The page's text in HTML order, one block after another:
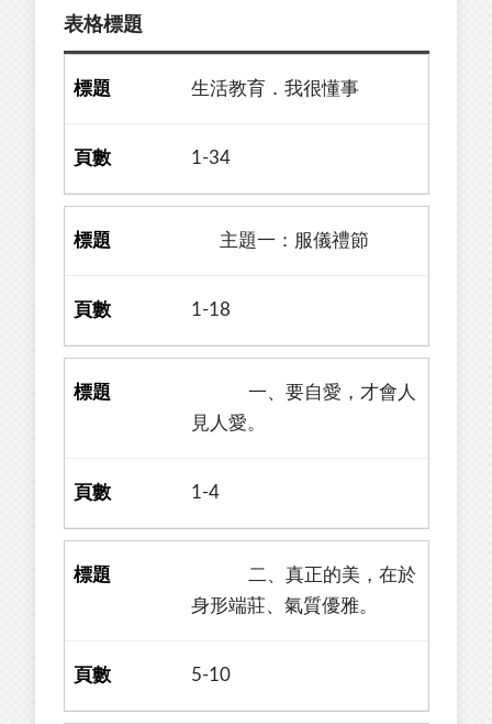
表格標題
生活教育．我很懂事
1-34
主題一：服儀禮節
1-18
一、要自愛，才會人
見人愛。
1-4
二、真正的美，在於
身形端莊、氣質優雅。
5-10